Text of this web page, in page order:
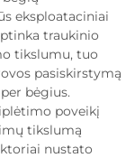
eksploataciniai
traukinio
tikslumu, tuo
pasiskirstymą
bėgius.
poveikį
tikslumą
nustato